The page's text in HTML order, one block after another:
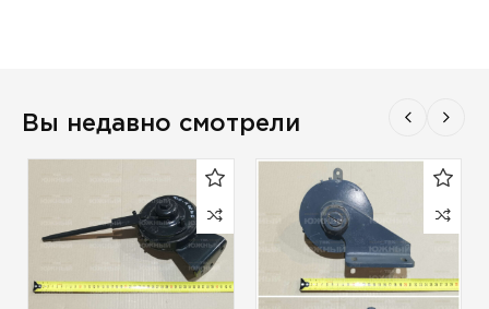
Вы недавно смотрели